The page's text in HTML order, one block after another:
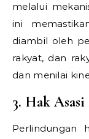
melalui
ini
diambil oleh
rakyat, dan
dan menilai
3. Hak
Perlindungan